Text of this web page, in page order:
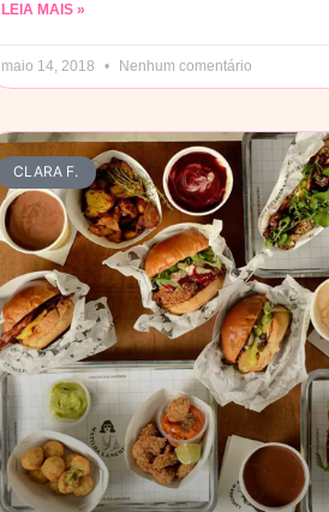
LEIA MAIS »
maio 14, 2018 Nenhum comentário
CLARA F.